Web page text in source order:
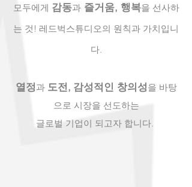
모두에게 감동과 즐거움, 행복을 선사하
는 것! 레드벅스튜디오의 원칙과 가치입니
다.
열정과 도전, 감성적인 창의성을 바탕
으로 시장을 선도하는
글로벌 기업이 되고자 합니다.